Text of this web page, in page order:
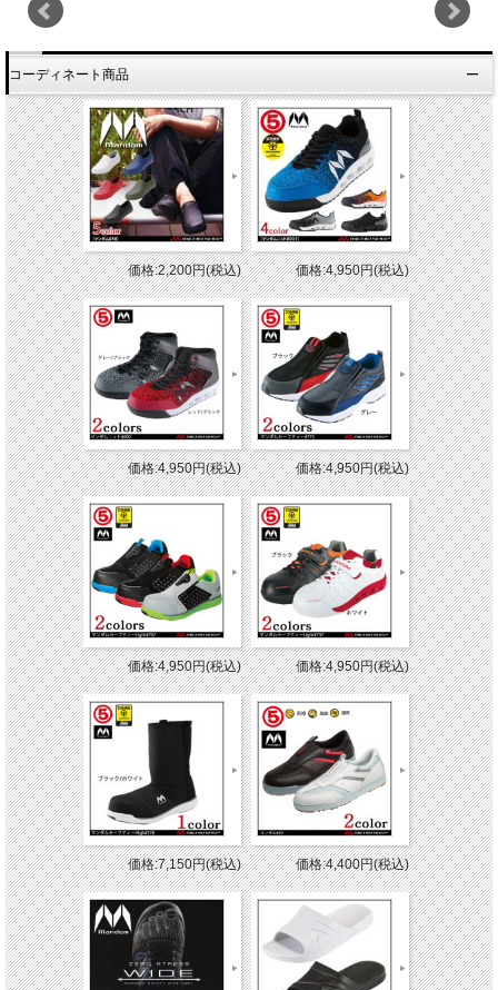
コーディネート商品
価格:2,200円(税込) 価格:4,950円(税込)
価格:4,950円(税込) 価格:4,950円(税込)
価格:4,950円(税込) 価格:4,950円(税込)
価格:7,150円(税込) 価格:4,400円(税込)